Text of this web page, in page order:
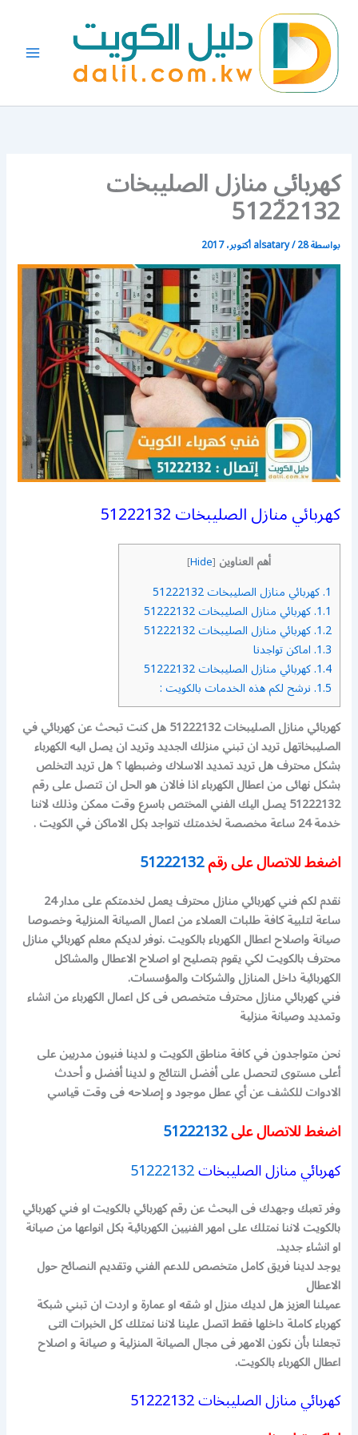
المحتوى
كهربائي منازل الصليبخات
51222132
بواسطة alsatary/28 أكتوبر، 2017
كهربائي منازل الصليبخات 51222132
أهم العناوين [
Hide
]
1. كهربائي منازل الصليبخات 51222132
1.1. كهربائي منازل الصليبخات 51222132
1.2. كهربائي منازل الصليبخات 51222132
1.3. اماكن تواجدنا
1.4. كهربائي منازل الصليبخات 51222132
1.5. نرشح لكم هذه الخدمات بالكويت :
كهربائي منازل الصليبخات 51222132 هل كنت تبحث عن كهربائي في
الصليبخاتهل تريد ان تبني منزلك الجديد وتريد ان يصل اليه الكهرباء
بشكل محترفهل تريد تمديد الاسلاك وضبطها ؟ هل تريد التخلص
بشكل نهائى من اعطال الكهرباءاذا فالان هو الحل ان تتصل على رقم
51222132 يصل اليك الفني المختص باسرع وقت ممكن وذلك لاننا
خدمة 24 ساعة مخصصة لخدمتك نتواجد بكل الاماكن في الكويت .
اضغط للاتصال على رقم51222132
نقدم لكم فني كهربائي منازل محترف يعمل لخدمتكم على مدار 24
ساعة لتلبية كافة طلبات العملاء من اعمال الصيانة المنزلية وخصوصا
صيانة واصلاح اعطال الكهرباء بالكويت .نوفرلديكم معلم كهربائي منازل
محترف بالكويت لكي يقوم بتصليح او اصلاح الاعطال والمشاكل
الكهربائية داخل المنازل والشركات والمؤسسات.
فني كهربائي منازل محترف متخصص فى كل اعمال الكهرباء من انشاء
وتمديد وصيانة منزلية
نحن متواجدون في كافة مناطق الكويت و لدينا فنيون مدربين على
أعلى مستوى لتحصل على أفضل النتائج و لدينا أفضل و أحدث
الادوات للكشف عن أي عطل موجود و إصلاحه فى وقت قياسي
اضغط للاتصال على51222132
كهربائي منازل الصليبخات51222132
وفر تعبك وجهدك فى البحث عن رقم كهربائي بالكويت او فني كهربائي
بالكويت لاننا نمتلك على امهر الفنيين الكهربائية بكل انواعها من صيانة
او انشاء جديد.
يوجد لدينا فريق كامل متخصص للدعم الفني وتقديم النصائح حول
الاعطال
عميلنا العزيز هل لديك منزل او شقه او عمارة و اردت ان تبني شبكة
كهرباء كاملة داخلها فقط اتصل علينا لاننا نمتلك كل الخبرات التى
تجعلنا بأن نكون الامهر فى مجال الصيانة المنزلية و صيانة و اصلاح
اعطال الكهرباء بالكويت.
كهربائي منازل الصليبخات 51222132